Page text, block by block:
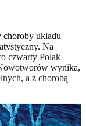
układu
Na
czwarty Polak
wynika,
a z chorobą